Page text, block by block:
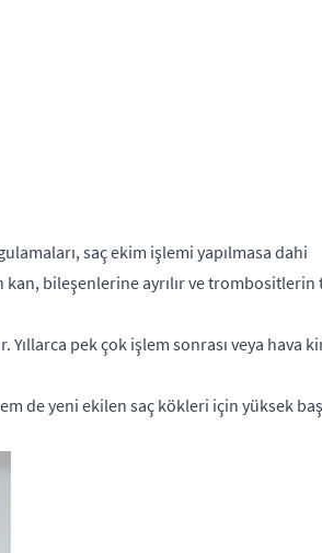
saç ekim işlemi yapılmasa dahi
bileşenlerine ayrılır ve trombositlerin
Yıllarca pek çok işlem sonrası veya hava
de yeni ekilen saç kökleri için yüksek